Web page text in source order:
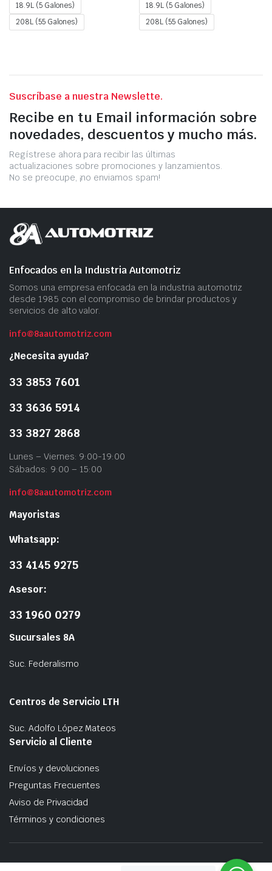
18.9L (5 Galones)
208L (55 Galones)
18.9L (5 Galones)
208L (55 Galones)
Suscríbase a nuestra Newslette.
Recibe en tu Email información sobre
novedades, descuentos y mucho más.
Regístrese ahora para recibir las últimas
actualizaciones sobre promociones y lanzamientos.
No se preocupe, ¡no enviamos spam!
Enfocados en la Industria Automotriz
Somos una empresa​ enfocada en la industria automotriz
desde 1985 con el compromiso​ de brindar productos ​y
servicios​ de alto valor.
info@8aautomotriz.com
¿Necesita ayuda?
33 3853 7601
33 3636 5914
33 3827 2868
Lunes – Viernes: 9:00-19:00
Sábados: 9:00 – 15:00
info@8aautomotriz.com
Mayoristas
Whatsapp:
33 4145 9275
Asesor:
33 1960 0279
Sucursales 8A
Suc. Federalismo
Centros de Servicio LTH
Suc. Adolfo López Mateos
Servicio al Cliente
Envíos y devoluciones
Preguntas Frecuentes
Aviso de Privacidad
Términos y condiciones